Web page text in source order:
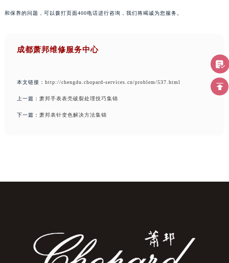
和保养的问题，可以拨打页面400电话进行咨询，我们将竭诚为您服务。
成都萧邦维修服务中心
本文链接： http://chengdu.chopard-services.cn/problem/537.html
上一篇： 萧邦手表表壳破裂处理技巧集锦
下一篇： 萧邦表针变色解决方法集锦